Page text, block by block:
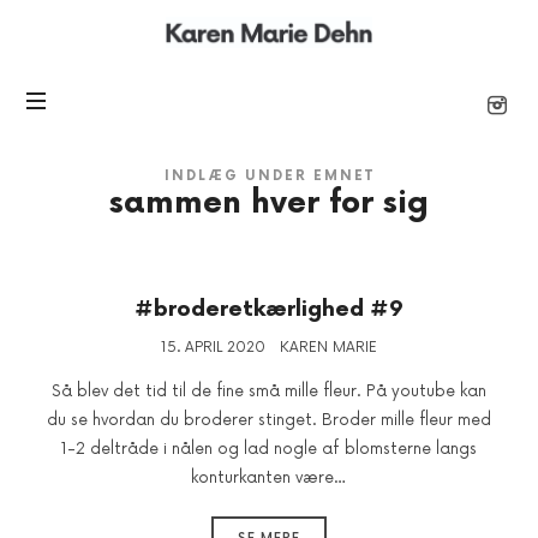
Karen
INDLÆG UNDER EMNET
sammen hver for sig
#broderetkærlighed #9
15. APRIL 2020 KAREN MARIE
Så blev det tid til de fine små mille fleur. På youtube kan
du se hvordan du broderer stinget. Broder mille fleur med
1-2 deltråde i nålen og lad nogle af blomsterne langs
konturkanten være…